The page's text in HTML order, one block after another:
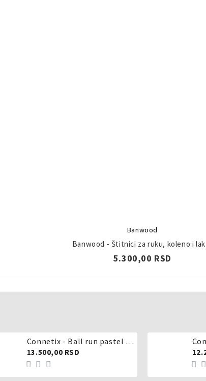
Banwood
Banwood - Štitnici za ruku, koleno i
5.300,00 RSD
Connetix - Ball run pastel 106 delova
13.500,00 RSD